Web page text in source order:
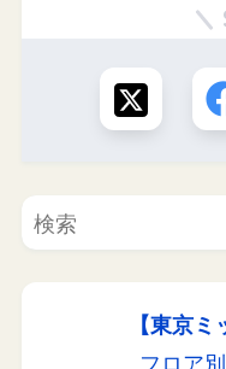
【東京
フロア